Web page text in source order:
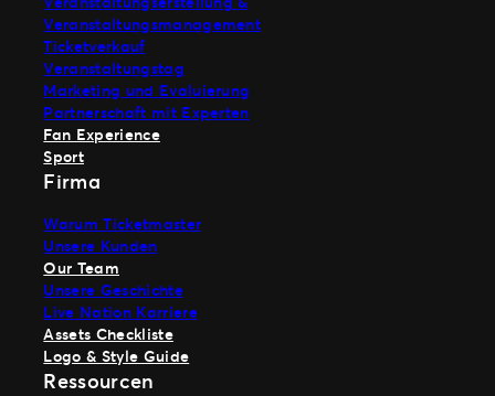
Veranstaltungsmanagement
Ticketverkauf
Veranstaltungstag
Marketing und Evaluierung
Partnerschaft mit Experten
Fan Experience
Sport
Firma
Warum Ticketmaster
Unsere Kunden
Our Team
Unsere Geschichte
Live Nation Karriere
Assets Checkliste
Logo & Style Guide
Ressourcen